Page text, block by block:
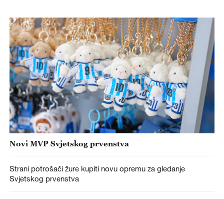
Novi MVP Svjetskog prvenstva
Strani potrošači žure kupiti novu opremu za gledanje
Svjetskog prvenstva